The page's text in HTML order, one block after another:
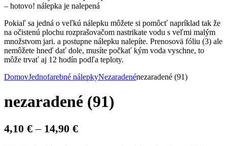
– hotovo! nálepka je nalepená
Pokiaľ sa jedná o veľkú nálepku môžete si pomôcť napríklad tak že
na očistenú plochu rozprašovačom nastrikate vodu s veľmi malým
množstvom jari. a postupne nálepku nalepíte. Prenosovä fóliu (3) ale
nemôžete hneď dať dole, musíte počkať kým voda vyschne, to
môže trvať aj 12 hodín podľa teploty.
DomovJednofarebné nálepkyNezaradenénezaradené (91)
nezaradené (91)
4,10 € – 14,90 €Price